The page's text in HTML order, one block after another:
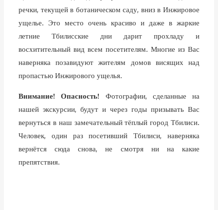
речки, текущей в ботаническом саду, вниз в Инжировое
ущелье. Это место очень красиво и даже в жаркие
летние Тбилисские дни дарит прохладу и
восхитительный вид всем посетителям. Многие из Вас
наверняка позавидуют жителям домов висящих над
пропастью Инжирового ущелья.
Внимание! Опасность! Фотографии, сделанные на
нашей экскурсии, будут и через годы призывать Вас
вернуться в наш замечательный тёплый город Тбилиси.
Человек, один раз посетивший Тбилиси, наверняка
вернётся сюда снова, не смотря ни на какие
препятствия.